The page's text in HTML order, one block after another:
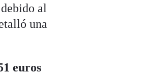
al
una
euros